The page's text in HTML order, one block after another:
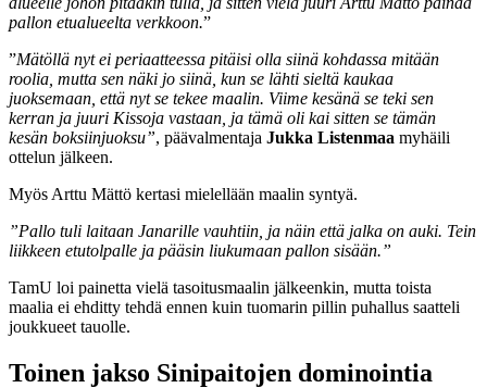
pallon etualueelta verkkoon.”
”Mätöllä nyt ei periaatteessa pitäisi olla siinä kohdassa mitään
roolia, mutta sen näki jo siinä, kun se lähti sieltä kaukaa
juoksemaan, että nyt se tekee maalin. Viime kesänä se teki sen
kerran ja juuri Kissoja vastaan, ja tämä oli kai sitten se tämän
kesän boksiinjuoksu”, päävalmentaja Jukka Listenmaa myhäili
ottelun jälkeen.
Myös Arttu Mättö kertasi mielellään maalin syntyä.
”Pallo tuli laitaan Janarille vauhtiin, ja näin että jalka on auki. Tein
liikkeen etutolpalle ja pääsin liukumaan pallon sisään.”
TamU loi painetta vielä tasoitusmaalin jälkeenkin, mutta toista
maalia ei ehditty tehdä ennen kuin tuomarin pillin puhallus saatteli
joukkueet tauolle.
Toinen jakso Sinipaitojen dominointia